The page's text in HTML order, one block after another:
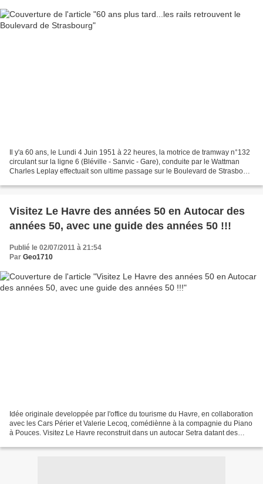
Il y'a 60 ans, le Lundi 4 Juin 1951 à 22 heures, la motrice de tramway n°132
circulant sur la ligne 6 (Bléville - Sanvic - Gare), conduite par le Wattman
Charles Leplay effectuait son ultime passage sur le Boulevard de Strasbourg
Visitez Le Havre des années 50 en Autocar des
années 50, avec une guide des années 50 !!!
Publié le 02/07/2011 à 21:54
Par Geo1710
Idée originale developpée par l'office du tourisme du Havre, en collaboration
avec les Cars Périer et Valerie Lecoq, comédiènne à la compagnie du Piano
à Pouces. Visitez Le Havre reconstruit dans un autocar Setra datant des